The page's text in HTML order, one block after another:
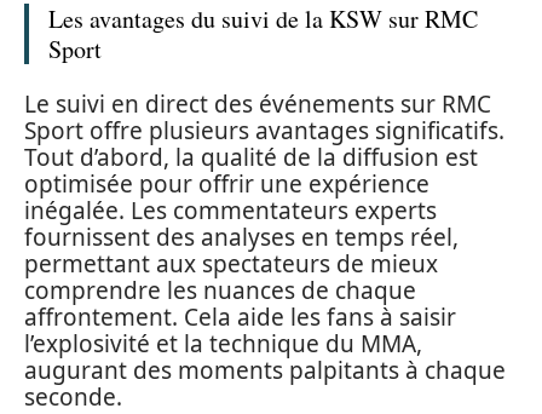
Les avantages du suivi de la KSW sur RMC
Sport
Le suivi en direct des événements sur RMC
Sport offre plusieurs avantages significatifs.
Tout d’abord, la qualité de la diffusion est
optimisée pour offrir une expérience
inégalée. Les commentateurs experts
fournissent des analyses en temps réel,
permettant aux spectateurs de mieux
comprendre les nuances de chaque
affrontement. Cela aide les fans à saisir
l’explosivité et la technique du MMA,
augurant des moments palpitants à chaque
seconde.